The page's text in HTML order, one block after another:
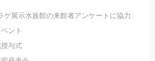
ゲ展示水族館の来館者アンケートに協力
ント
与式